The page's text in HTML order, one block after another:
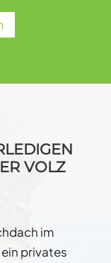
VOLZ
im
privates